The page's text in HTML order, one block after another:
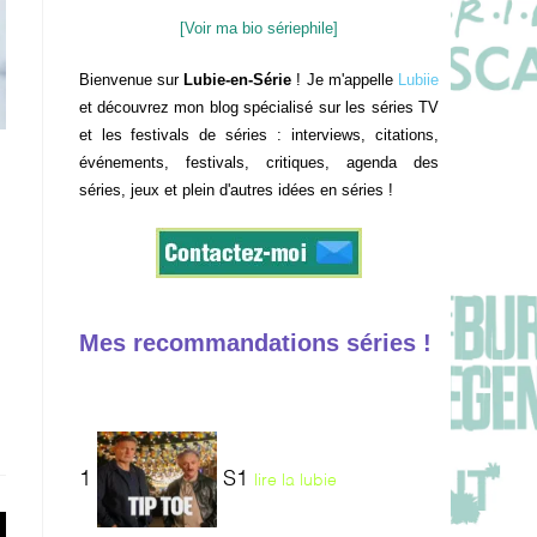
[Voir ma bio sériephile]
Bienvenue sur Lubie-en-Série ! Je m'appelle Lubiie
et découvrez mon blog spécialisé sur les séries TV
et les festivals de séries : interviews, citations,
événements, festivals, critiques, agenda des
séries, jeux et plein d'autres idées en séries !
Mes recommandations séries !
1 S1 lire la lubie